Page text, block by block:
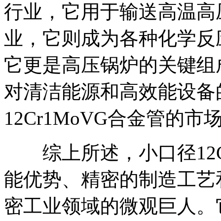
行业，它用于输送高温
业，它则成为各种化学
它更是高压锅炉的关键
对清洁能源和高效能设
12Cr1MoVG合金管的市
综上所述，小口径
能优势、精密的制造工
密工业领域的微观巨人